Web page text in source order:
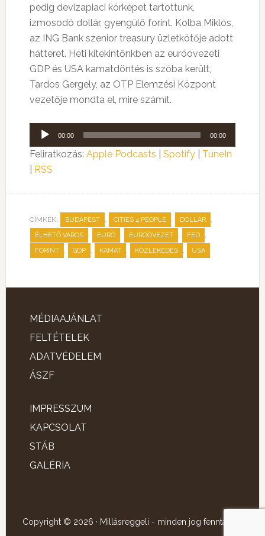
pedig devizapiaci körképet tartottunk,
izmosodó dollár, gyengülő forint. Kolba Miklós,
az ING Bank szenior treasury üzletkötője adott
hátteret. Heti kitekintőnkben az euróövezeti
GDP és USA kamatdöntés is szóba került,
Tardos Gergely, az OTP Elemzési Központ
vezetője mondta el, mire számít.
Audió
lejátszó
00:00 00:00
Feliratkozás: Apple Podcasts Spotify| TuneIn
RSS
CÍMKÉK: BUDAPEST , CITIES 4 PEOPLE , DOLLÁR ,
ÉLHETŐ VÁROS , EURÓ , EURÓÖVEZET , FED ,
FORINT , GDP , KAMAT , KÖZLEKEDÉS , USA
MÉDIAAJÁNLAT
FELTÉTELEK
ADATVÉDELEM
ÁSZF
IMPRESSZUM
KAPCSOLAT
STÁB
GALÉRIA
Copyright © 2026 · Millásreggeli - minden jog fenntartva!